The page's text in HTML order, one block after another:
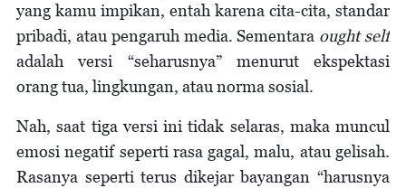
yang kamu impikan, entah karena cita-cita, standar
pribadi, atau pengaruh media. Sementara ought self
adalah versi “seharusnya” menurut ekspektasi
orang tua, lingkungan, atau norma sosial.
Nah, saat tiga versi ini tidak selaras, maka muncul
emosi negatif seperti rasa gagal, malu, atau gelisah.
Rasanya seperti terus dikejar bayangan “harusnya